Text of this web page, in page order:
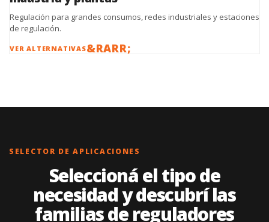
Regulación para grandes consumos, redes industriales y estaciones
de regulación.
VER ALTERNATIVAS
SELECTOR DE APLICACIONES
Seleccioná el tipo de
necesidad y descubrí las
familias de reguladores